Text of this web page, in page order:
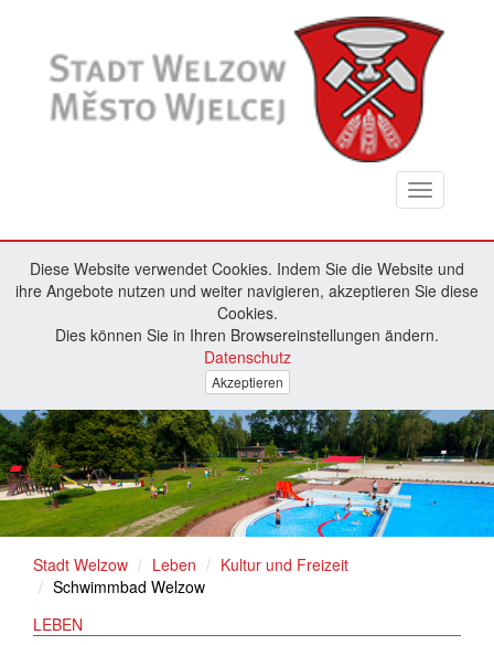
Toggle
navigation
Diese Website verwendet Cookies. Indem Sie die Website und
ihre Angebote nutzen und weiter navigieren, akzeptieren Sie diese
Cookies.
Dies können Sie in Ihren Browsereinstellungen ändern.
Datenschutz
Akzeptieren
Stadt Welzow Leben
Kultur und Freizeit
Schwimmbad Welzow
LEBEN